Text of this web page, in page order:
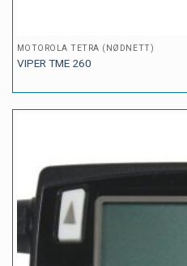
MOTOROLA TETRA (NØDNETT)
VIPER TME 260